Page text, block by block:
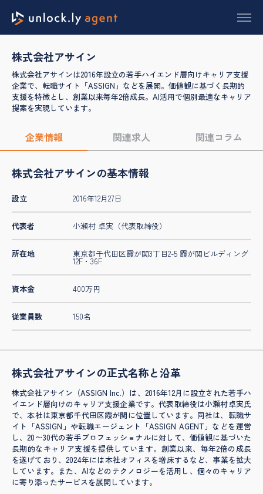
株式会社アサイン
株式会社アサインは2016年設立の若手ハイエンド層向けキャリア支援
企業で、転職サイト「ASSIGN」などを展開。価値観に基づく長期的
支援を特徴とし、創業以来毎年2倍成長。AI活用で個別最適なキャリア
提案を実現しています。
企業情報 関連求人 関連コラム
株式会社アサインの基本情報
設立 2016年12月27日
代表者 小瀬村 卓実（代表取締役）
所在地 東京都千代田区霞が関3丁目2-5 霞が関ビルディング
12F・36F
資本金 400万円
従業員数 150名
株式会社アサインの正式名称と沿革
株式会社アサイン（ASSIGN Inc.）は、2016年12月に設立された若手ハ
イエンド層向けのキャリア支援企業です。代表取締役は小瀬村卓実氏
で、本社は東京都千代田区霞が関に位置しています。同社は、転職サ
イト「ASSIGN」や転職エージェント「ASSIGN AGENT」などを運営
し、20〜30代の若手プロフェッショナルに対して、価値観に基づいた
長期的なキャリア支援を提供しています。創業以来、毎年2倍の成長
を遂げており、2024年には本社オフィスを増床するなど、事業を拡大
しています。また、AIなどのテクノロジーを活用し、個々のキャリア
に寄り添ったサービスを展開しています。